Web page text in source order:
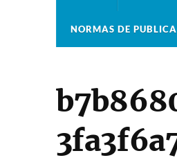
NORMAS DE